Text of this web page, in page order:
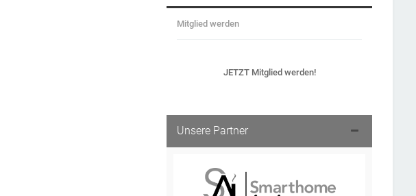
Mitglied werden
JETZT Mitglied werden!
Unsere Partner